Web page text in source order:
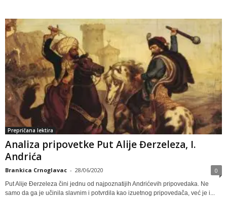
Prepričana lektira
Analiza pripovetke Put Alije Đerzeleza, I.
Andrića
Brankica Crnoglavac - 28/06/2020 0
Put Alije Đerzeleza čini jednu od najpoznatijih Andrićevih pripovedaka. Ne
samo da ga je učinila slavnim i potvrdila kao izuetnog pripovedača, već je i...